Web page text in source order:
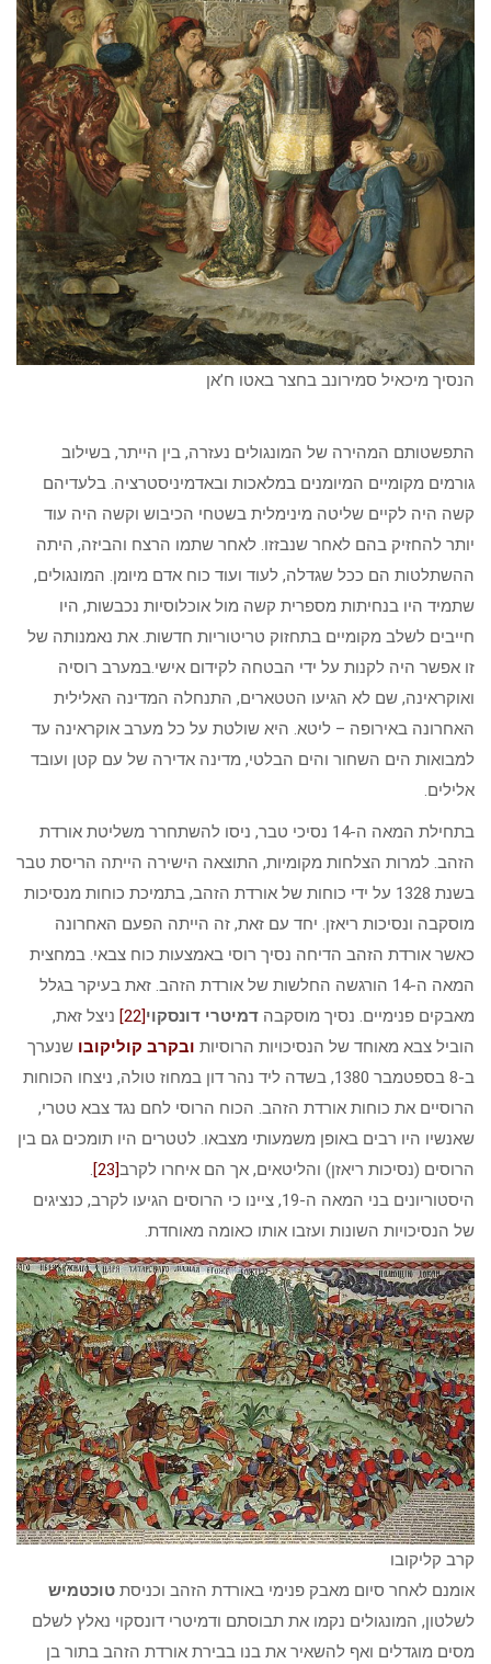
הנסיך מיכאיל סמירונב בחצר באטו ח’אן
התפשטותם המהירה של המונגולים נעזרה, בין הייתר, בשילוב
גורמים מקומיים המיומנים במלאכות ובאדמיניסטרציה. בלעדיהם
קשה היה לקיים שליטה מינימלית בשטחי הכיבוש וקשה היה עוד
יותר להחזיק בהם לאחר שנבזזו. לאחר שתמו הרצח והביזה, היתה
ההשתלטות הם ככל שגדלה, לעוד ועוד כוח אדם מיומן. המונגולים,
שתמיד היו בנחיתות מספרית קשה מול אוכלוסיות נכבשות, היו
חייבים לשלב מקומיים בתחזוק טריטוריות חדשות. את נאמנותה של
זו אפשר היה לקנות על ידי הבטחה לקידום אישי.במערב רוסיה
ואוקראינה, שם לא הגיעו הטטארים, התנחלה המדינה האלילית
האחרונה באירופה – ליטא. היא שולטת על כל מערב אוקראינה עד
למבואות הים השחור והים הבלטי, מדינה אדירה של עם קטן ועובד
אלילים.
בתחילת המאה ה-14 נסיכי טבר, ניסו להשתחרר משליטת אורדת
הזהב. למרות הצלחות מקומיות, התוצאה הישירה הייתה הריסת טבר
בשנת 1328 על ידי כוחות של אורדת הזהב, בתמיכת כוחות מנסיכות
מוסקבה ונסיכות ריאזן. יחד עם זאת, זה הייתה הפעם האחרונה
כאשר אורדת הזהב הדיחה נסיך רוסי באמצעות כוח צבאי. במחצית
המאה ה-14 הורגשה החלשות של אורדת הזהב. זאת בעיקר בגלל
מאבקים פנימיים. נסיך מוסקבה דמיטרי דונסקוי[22]
ניצל זאת,
הוביל צבא מאוחד של הנסיכויות הרוסיות ובקרב קוליקובו שנערך
ב-8 בספטמבר 1380, בשדה ליד נהר דון במחוז טולה, ניצחו הכוחות
הרוסיים את כוחות אורדת הזהב. הכוח הרוסי לחם נגד צבא טטרי,
שאנשיו היו רבים באופן משמעותי מצבאו. לטטרים היו תומכים גם בין
הרוסים (נסיכות ריאזן) והליטאים, אך הם איחרו לקרב[23]
.
היסטוריונים בני המאה ה-19, ציינו כי הרוסים הגיעו לקרב, כנציגים
של הנסיכויות השונות ועזבו אותו כאומה מאוחדת.
קרב קליקובו
אומנם לאחר סיום מאבק פנימי באורדת הזהב וכניסת טוכטמיש
לשלטון, המונגולים נקמו את תבוסתם ודמיטרי דונסקוי נאלץ לשלם
מסים מוגדלים ואף להשאיר את בנו בבירת אורדת הזהב בתור בן